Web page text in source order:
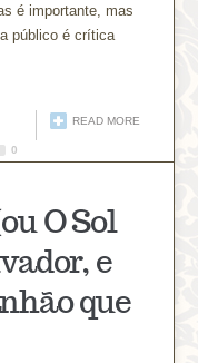
é importante, mas
público é crítica
READ MORE
0
O Sol
e
que